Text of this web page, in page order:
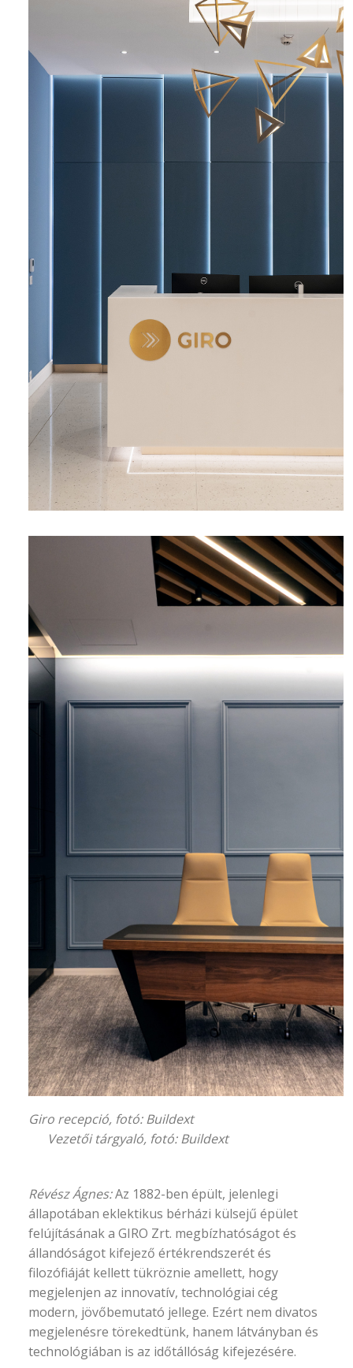
Giro recepció, fotó: Buildext
Vezetői tárgyaló, fotó: Buildext
Révész Ágnes:Az 1882-ben épült, jelenlegi
állapotában eklektikus bérházi külsejű épület
felújításának a GIRO Zrt. megbízhatóságot és
állandóságot kifejező értékrendszerét és
filozófiáját kellett tükröznie amellett, hogy
megjelenjen az innovatív, technológiai cég
modern, jövőbemutató jellege. Ezért nem divatos
megjelenésre törekedtünk, hanem látványban és
technológiában is az időtállóság kifejezésére.